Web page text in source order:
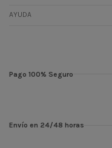
AYUDA
Pago 100% Seguro
Envío en 24/48 horas